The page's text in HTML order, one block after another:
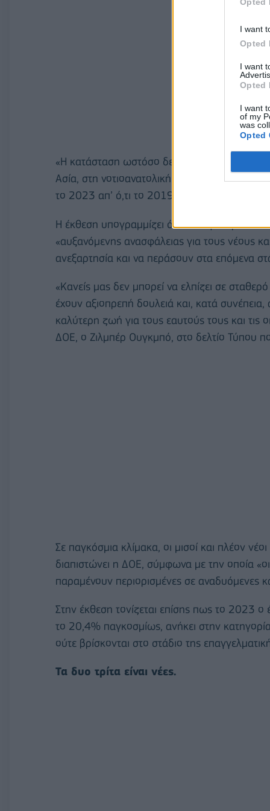
I want
Opted
I want
Opted
I want
of my
was
Opted
«Η κατάσταση ωστόσο δεν είναι ίδια σε όλες
Ασία, στη νοτιοανατολική Ασία και στον
το 2023 απ’ ό,τι το 2019», επιμένει η ΔΟΕ.
Η έκθεση υπογραμμίζει ότι η «παγκόσμια
«αυξανόμενης ανασφάλειας για τους νέους
ανεξαρτησία και να περάσουν στα επόμενα
«Κανείς μας δεν μπορεί να ελπίζει σε
έχουν αξιοπρεπή δουλειά και, κατά
καλύτερη ζωή για τους εαυτούς τους και τις
ΔΟΕ, ο Ζιλμπέρ Ουγκμπό, στο δελτίο Τύπου
Σε παγκόσμια κλίμακα, οι μισοί και πλέον
διαπιστώνει η ΔΟΕ, σύμφωνα με την οποία
παραμένουν περιορισμένες σε αναδυόμενες
Στην έκθεση τονίζεται επίσης πως το 2023 ο
το 20,4% παγκοσμίως, ανήκει στην
ούτε βρίσκονται στο στάδιο της
Τα δυο τρίτα είναι νέες.